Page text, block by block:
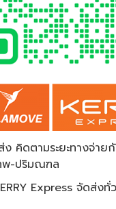
ง คิดตามระยะทางจ่าย
พ-ปริมณฑล
Express จัดส่งทั่